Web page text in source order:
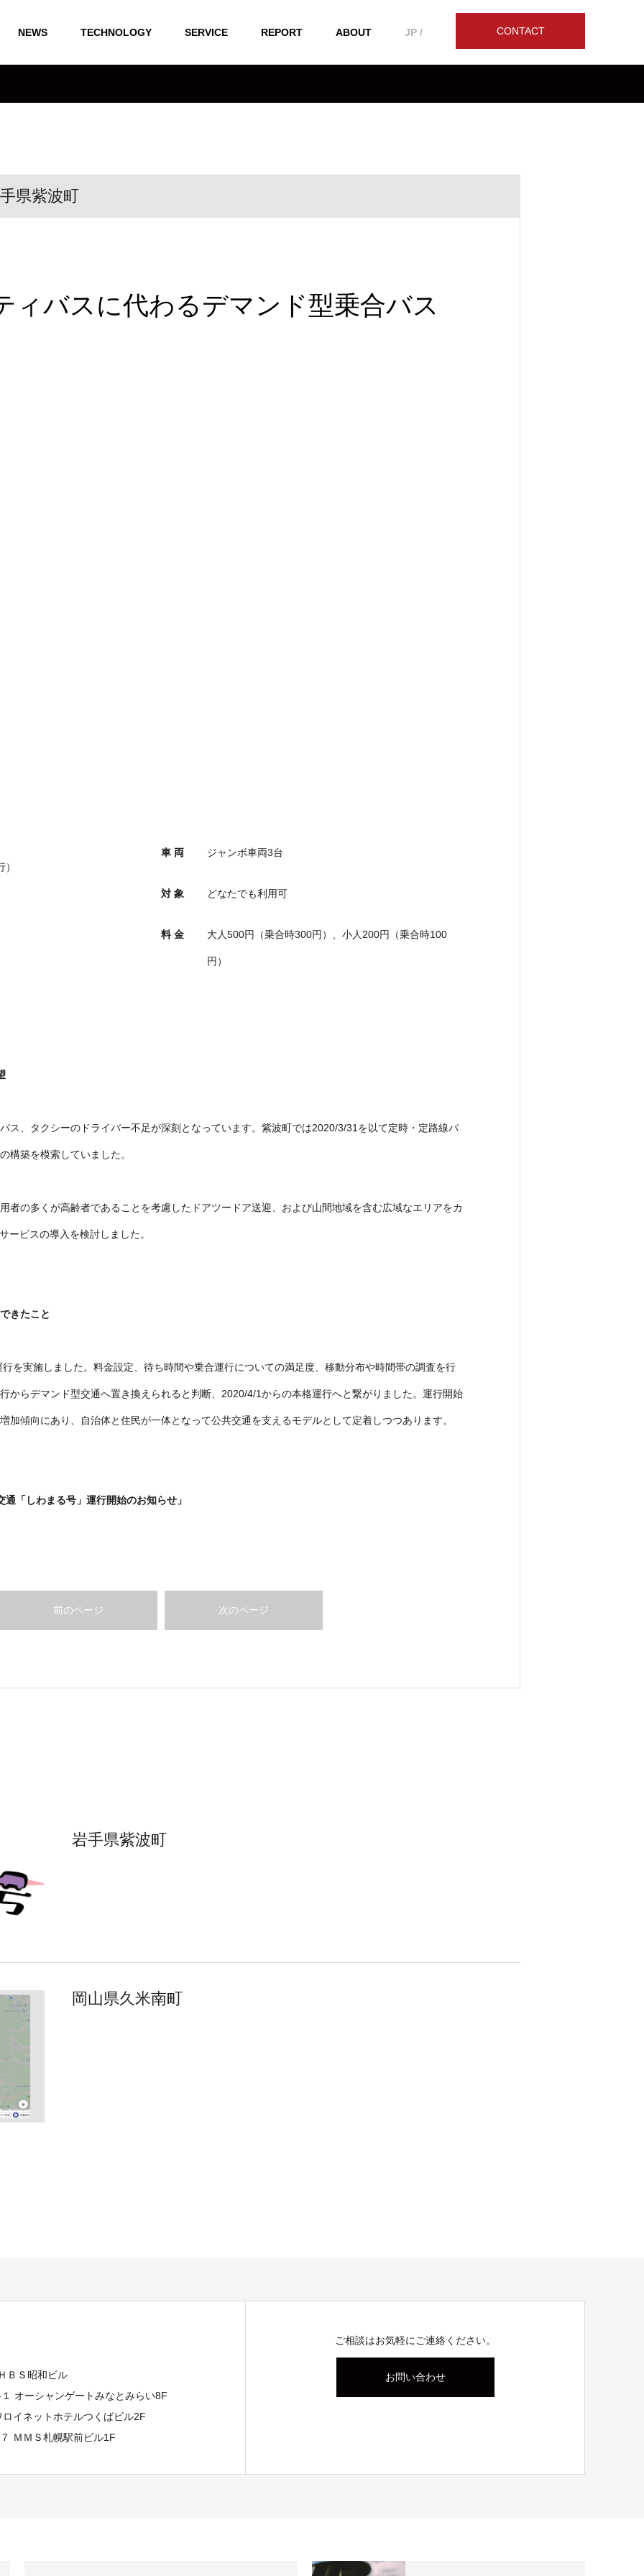
CONTACT
NEWS TECHNOLOGY SERVICE REPORT ABOUT JP /
県紫波町
ィバスに代わるデマンド型乗合バス
車 両 ジャンボ車両3台
対 象 どなたでも利用可
料 金 大人500円（乗合時300円）、小人200円（乗合時100
円）
ス、タクシーのドライバー不足が深刻となっています。紫波町では2020/3/31を以て定時・定路線バ
構築を模索していました。
者の多くが高齢者であることを考慮したドアツードア送迎、および山間地域を含む広域なエリアをカ
ービスの導入を検討しました。
きたこと
を実施しました。料金設定、待ち時間や乗合運行についての満足度、移動分布や時間帯の調査を行
からデマンド型交通へ置き換えられると判断、2020/4/1からの本格運行へと繋がりました。運行開始
加傾向にあり、自治体と住民が一体となって公共交通を支えるモデルとして定着しつつあります。
通「しわまる号」運行開始のお知らせ」
前のページ 次のページ
岩手県紫波町
岡山県久米南町
ＢＳ昭和ビル
オーシャンゲートみなとみらい8F
イネットホテルつくばビル2F
ＭＭＳ札幌駅前ビル1F
ご相談はお気軽にご連絡ください。
お問い合わせ